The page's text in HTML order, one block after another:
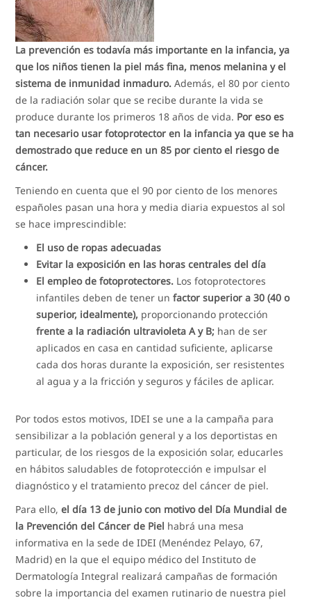
La prevención es todavía más importante en la infancia, ya
que los niños tienen la piel más fina, menos melanina y el
sistema de inmunidad inmaduro. Además, el 80 por ciento
de la radiación solar que se recibe durante la vida se
produce durante los primeros 18 años de vida. Por eso es
tan necesario usar fotoprotector en la infancia ya que se ha
demostrado que reduce en un 85 por ciento el riesgo de
cáncer.
Teniendo en cuenta que el 90 por ciento de los menores
españoles pasan una hora y media diaria expuestos al sol
se hace imprescindible:
El uso de ropas adecuadas
Evitar la exposición en las horas centrales del día
El empleo de fotoprotectores. Los fotoprotectores
infantiles deben de tener unfactor superior a 30 (40 o
superior, idealmente), proporcionando protección
frente a la radiación ultravioleta A y B; han de ser
aplicados en casa en cantidad suficiente, aplicarse
cada dos horas durante la exposición, ser resistentes
al agua y a la fricción y seguros y fáciles de aplicar.
Por todos estos motivos, IDEI se une a la campaña para
sensibilizar a la población general y a los deportistas en
particular, de los riesgos de la exposición solar, educarles
en hábitos saludables de fotoprotección e impulsar el
diagnóstico y el tratamiento precoz del cáncer de piel.
Para ello,el día 13 de junio con motivo del Día Mundial de
la Prevención del Cáncer de Piel habrá una mesa
informativa en la sede de IDEI (Menéndez Pelayo, 67,
Madrid) en la que el equipo médico del Instituto de
Dermatología Integral realizará campañas de formación
sobre la importancia del examen rutinario de nuestra piel